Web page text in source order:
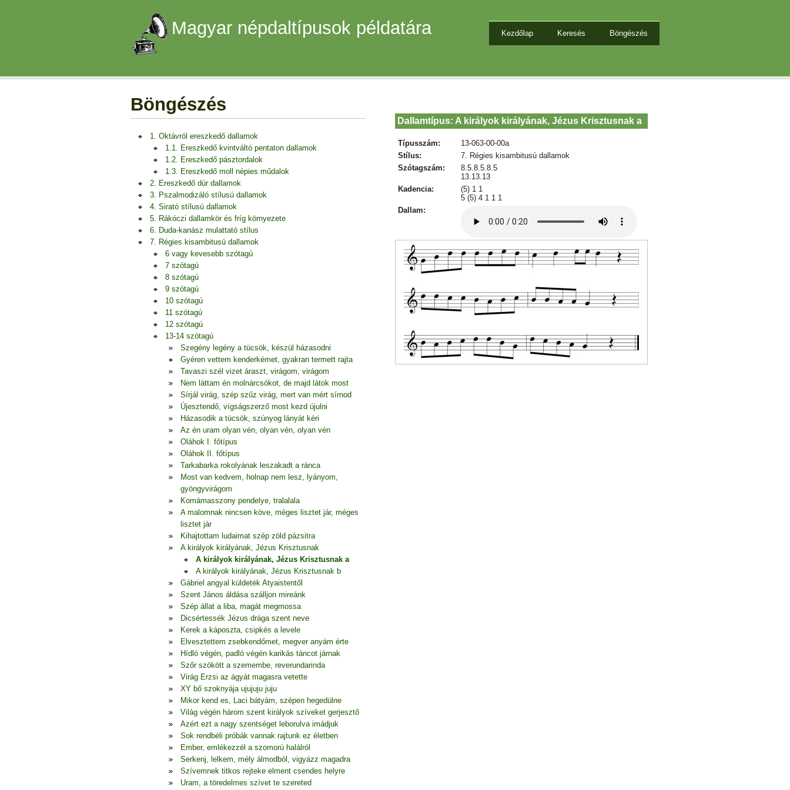
Magyar népdaltípusok példatára Kezdőlap Keresés Böngészés
Böngészés
1. Oktávról ereszkedő dallamok
1.1. Ereszkedő kvintváltó pentaton dallamok
1.2. Ereszkedő pásztordalok
1.3. Ereszkedő moll népies műdalok
2. Ereszkedő dúr dallamok
3. Pszalmodizáló stílusú dallamok
4. Sirató stílusú dallamok
5. Rákóczi dallamkör és fríg környezete
6. Duda-kanász mulattató stílus
7. Régies kisambitusú dallamok
6 vagy kevesebb szótagú
7 szótagú
8 szótagú
9 szótagú
10 szótagú
11 szótagú
12 szótagú
13-14 szótagú
Szegény legény a tücsök, készül házasodni
Gyéren vettem kenderkémet, gyakran termett rajta
Tavaszi szél vizet áraszt, virágom, virágom
Nem láttam én molnárcsókot, de majd látok most
Sírjál virág, szép szűz virág, mert van mért sírnod
Újesztendő, vígságszerző most kezd újulni
Házasodik a tücsök, szúnyog lányát kéri
Az én uram olyan vén, olyan vén, olyan vén
Oláhok I. főtípus
Oláhok II. főtípus
Tarkabarka rokolyának leszakadt a ránca
Most van kedvem, holnap nem lesz, lyányom,
gyöngyvirágom
Komámasszony pendelye, tralalala
A malomnak nincsen köve, méges lisztet jár, méges
lisztet jár
Kihajtottam ludaimat szép zöld pázsitra
A királyok királyának, Jézus Krisztusnak
A királyok királyának, Jézus Krisztusnak a
A királyok királyának, Jézus Krisztusnak b
Gábriel angyal küldeték Atyaistentől
Szent János áldása szálljon mireánk
Szép állat a liba, magát megmossa
Dicsértessék Jézus drága szent neve
Kerek a káposzta, csipkés a levele
Elvesztettem zsebkendőmet, megver anyám érte
Hídló végén, padló végén karikás táncot járnak
Szőr szökött a szemembe, reverundarinda
Virág Erzsi az ágyát magasra vetette
XY bő szoknyája ujujuju juju
Mikor kend es, Laci bátyám, szépen hegedülne
Világ végén három szent királyok szíveket gerjesztő
Azért ezt a nagy szentséget leborulva imádjuk
Sok rendbéli próbák vannak rajtunk ez életben
Ember, emlékezzél a szomorú halálról
Serkenj, lelkem, mély álmodból, vigyázz magadra
Szívemnek titkos rejteke elment csendes helyre
Uram, a töredelmes szívet te szereted
Dallamtípus: A királyok királyának, Jézus Krisztusnak a
Típusszám:
13-063-00-00a
Stílus:
7. Régies kisambitusú dallamok
Szótagszám:
8.5.8.5.8.5
13.13.13
Kadencia:
(5) 1 1
5 (5) 4 1 1 1
Dallam: